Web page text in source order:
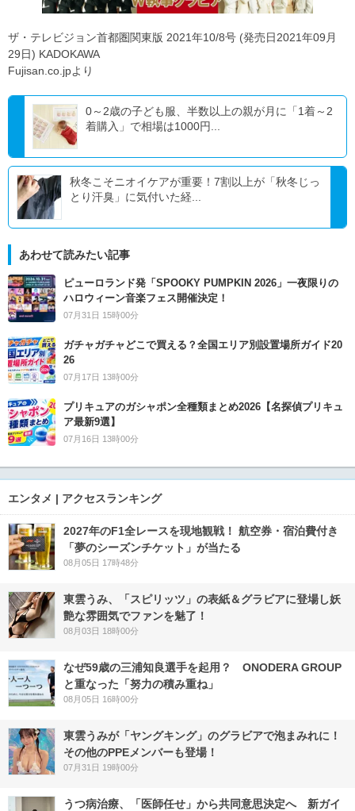
ザ・テレビジョン首都圏関東版 2021年10/8号 (発売日2021年09月
29日) KADOKAWA
Fujisan.co.jpより
0～2歳の子ども服、半数以上の親が月に「1着～2
着購入」で相場は1000円...
秋冬こそニオイケアが重要！7割以上が「秋冬じっ
とり汗臭」に気付いた経...
あわせて読みたい記事
ピューロランド発「SPOOKY PUMPKIN 2026」一夜限りの
ハロウィーン音楽フェス開催決定！
07月31日 15時00分
ガチャガチャどこで買える？全国エリア別設置場所ガイド20
26
07月17日 13時00分
プリキュアのガシャポン全種類まとめ2026【名探偵プリキュ
ア最新9選】
07月16日 13時00分
エンタメ | アクセスランキング
2027年のF1全レースを現地観戦！ 航空券・宿泊費付き
「夢のシーズンチケット」が当たる
08月05日 17時48分
東雲うみ、「スピリッツ」の表紙＆グラビアに登場し妖
艶な雰囲気でファンを魅了！
08月03日 18時00分
なぜ59歳の三浦知良選手を起用？ ONODERA GROUP
と重なった「努力の積み重ね」
08月05日 16時00分
東雲うみが「ヤングキング」のグラビアで泡まみれに！
その他のPPEメンバーも登場！
07月31日 19時00分
うつ病治療、「医師任せ」から共同意思決定へ 新ガイ